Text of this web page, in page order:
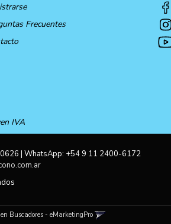
Frecuentes
IVA
| WhatsApp: +54 9 11 2400-6172
Buscadores - eMarketingPro